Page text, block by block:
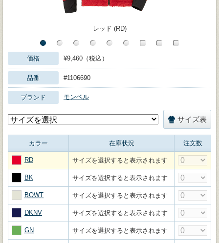
レッド (RD)
価格 ¥9,460（税込）
品番 #1106690
ブランド モンベル
サイズ表
カラー 在庫状況 注文数
RD サイズを選択すると表示されます
BK サイズを選択すると表示されます
BOWT サイズを選択すると表示されます
DKNV サイズを選択すると表示されます
GN サイズを選択すると表示されます